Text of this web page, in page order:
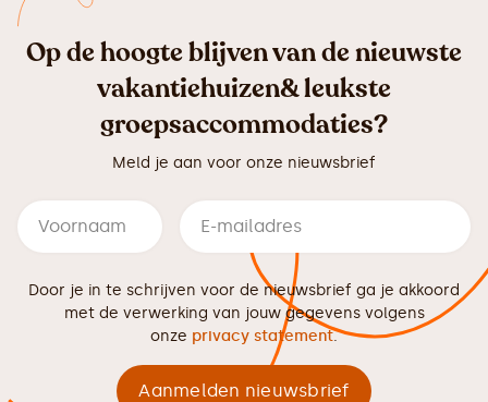
Op de hoogte blijven van de nieuwste
vakantiehuizen& leukste
groepsaccommodaties?
Meld je aan voor onze nieuwsbrief
Door je in te schrijven voor de nieuwsbrief ga je akkoord
met de verwerking van jouw gegevens volgens
onze privacy statement.